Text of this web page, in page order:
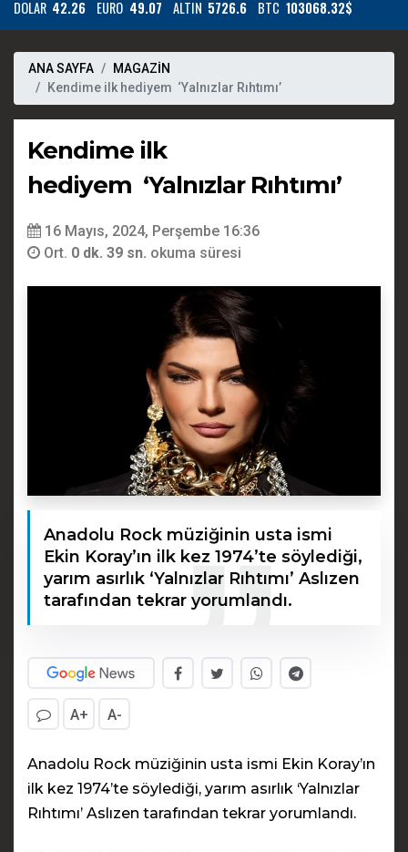
DOLAR 42.26 EURO 49.07 ALTIN 5726.6 BTC 103068.32$
ANA SAYFA
MAGAZİN
Kendime ilk hediyem ‘Yalnızlar Rıhtımı’
Kendime ilk
hediyem ‘Yalnızlar Rıhtımı’
16 Mayıs, 2024, Perşembe 16:36
Ort. 0 dk. 39 sn. okuma süresi
Anadolu Rock müziğinin usta ismi
Ekin Koray’ın ilk kez 1974’te söylediği,
yarım asırlık ‘Yalnızlar Rıhtımı’ Aslızen
tarafından tekrar yorumlandı.
A+ A-
Anadolu Rock müziğinin usta ismi Ekin Koray’ın
ilk kez 1974’te söylediği, yarım asırlık ‘Yalnızlar
Rıhtımı’ Aslızen tarafından tekrar yorumlandı.